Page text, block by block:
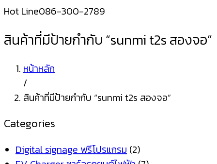
Hot Line086-300-2789
สินค้าที่มีป้ายกำกับ “sunmi t2s สองจอ”
หน้าหลัก
/
สินค้าที่มีป้ายกำกับ “sunmi t2s สองจอ”
Categories
Digital signage ฟรีโปรแกรม (2)